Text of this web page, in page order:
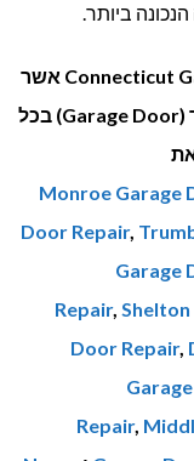
ביותר.
המאמר נכתב בשיתוף עם Connecticut Garage Doors אשר
מתמחה בהתקנה ותיקון של דלתות מוסך (Garage Door) בכל
Monroe Garage
Door Repair,
Garage
Repair, Shelton
Door Repair,
Repair,